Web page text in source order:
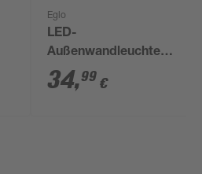
Eglo
LED-
Außenwandleuchte
'Helsinki' mit
Bewegungssensor 15
34,99 €